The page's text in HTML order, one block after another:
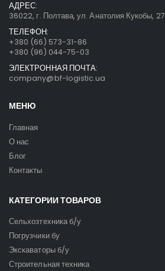
АДРЕС:
36022, г. Полтава, ул. Анатолия Кукобы, 27
ТЕЛЕФОН:
+380 (66) 573-31-86
+380 (96) 044-75-03
ЭЛЕКТРОННАЯ ПОЧТА:
company@bf-logistic.ua
МЕНЮ
Главная
О нас
Блог
Контакты
КАТЕГОРИИ ТОВАРОВ
Сельхозтехника б/у
Погрузчики бу
Экскаваторы б/у
Строительная техника